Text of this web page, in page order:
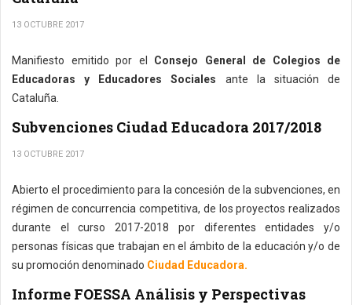
13 OCTUBRE 2017
Manifiesto emitido por el Consejo General de Colegios de
Educadoras y Educadores Sociales ante la situación de
Cataluña.
Subvenciones Ciudad Educadora 2017/2018
13 OCTUBRE 2017
Abierto el procedimiento para la concesión de la subvenciones, en
régimen de concurrencia competitiva, de los proyectos realizados
durante el curso 2017-2018 por diferentes entidades y/o
personas físicas que trabajan en el ámbito de la educación y/o de
su promoción denominado Ciudad Educadora.
Informe FOESSA Análisis y Perspectivas